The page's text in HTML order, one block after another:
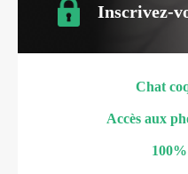
Inscrivez-
Chat
Accès aux